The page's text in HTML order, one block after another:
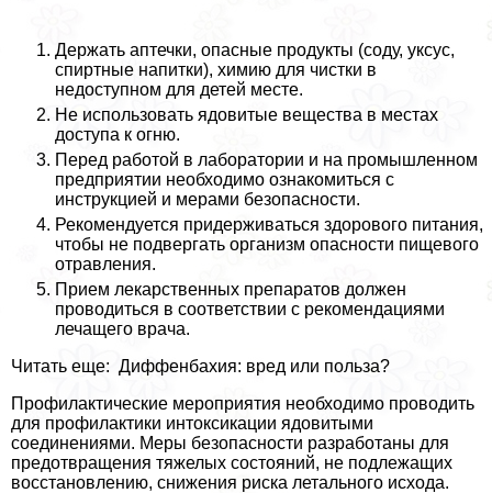
Держать аптечки, опасные продукты (соду, уксус,
спиртные напитки), химию для чистки в
недоступном для детей месте.
Не использовать ядовитые вещества в местах
доступа к огню.
Перед работой в лаборатории и на промышленном
предприятии необходимо ознакомиться с
инструкцией и мерами безопасности.
Рекомендуется придерживаться здорового питания,
чтобы не подвергать организм опасности пищевого
отравления.
Прием лекарственных препаратов должен
проводиться в соответствии с рекомендациями
лечащего врача.
Читать еще: Диффенбахия: вред или польза?
Профилактические мероприятия необходимо проводить
для профилактики интоксикации ядовитыми
соединениями. Меры безопасности разработаны для
предотвращения тяжелых состояний, не подлежащих
восстановлению, снижения риска летального исхода.